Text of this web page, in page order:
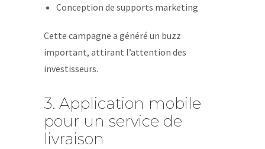
Conception de supports marketing
Cette campagne a généré un buzz
important, attirant l’attention des
investisseurs.
3. Application mobile
pour un service de
livraison